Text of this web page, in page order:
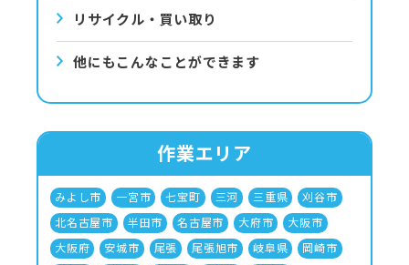
リサイクル・買い取り
他にもこんなことができます
作業エリア
みよし市 一宮市 七宝町 三河 三重県
刈谷市
北名古屋市
半田市 名古屋市 大府市
大阪市
大阪府
安城市 尾張 尾張旭市 岐阜県
岡崎市